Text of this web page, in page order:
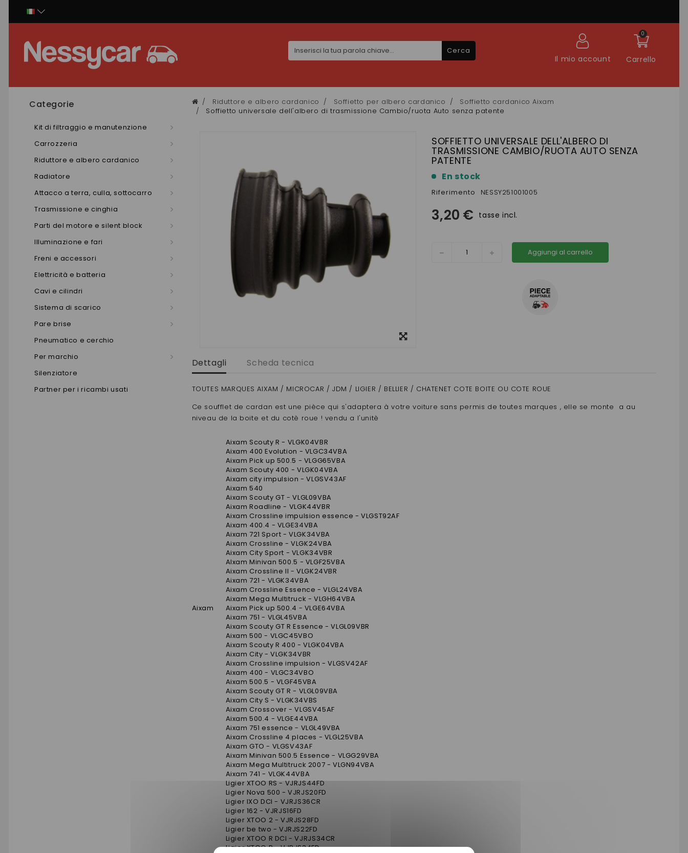
Carrello
0
Il mio account
Cerca
Categorie
Kit di filtraggio e manutenzione
Carrozzeria
Riduttore e albero cardanico
Radiatore
Attacco a terra, culla, sottocarro
Trasmissione e cinghia
Parti del motore e silent block
Illuminazione e fari
Freni e accessori
Elettricità e batteria
Cavi e cilindri
Sistema di scarico
Pare brise
Pneumatico e cerchio
Per marchio
Silenziatore
Partner per i ricambi usati
Riduttore e albero cardanico Soffietto per albero cardanico
Soffietto cardanico Aixam
Soffietto universale dell'albero di trasmissione Cambio/ruota Auto senza patente
SOFFIETTO UNIVERSALE DELL'ALBERO DI
TRASMISSIONE CAMBIO/RUOTA AUTO SENZA
PATENTE
En stock
Riferimento NESSY251001005
3,20 € tasse incl.
Aggiungi al carrello
Dettagli Scheda tecnica
TOUTES MARQUES AIXAM / MICROCAR / JDM / LIGIER / BELLIER / CHATENET COTE BOITE OU COTE ROUE
Ce soufflet de cardan est une pièce qui s'adaptera à votre voiture sans permis de toutes marques , elle se monte a au
niveau de la boite et du cotè roue ! vendu a l'unitè
Aixam
Aixam Scouty R - VLGK04VBR
Aixam 400 Evolution - VLGC34VBA
Aixam Pick up 500.5 - VLGG65VBA
Aixam Scouty 400 - VLGK04VBA
Aixam city impulsion - VLGSV43AF
Aixam 540
Aixam Scouty GT - VLGL09VBA
Aixam Roadline - VLGK44VBR
Aixam Crossline impulsion essence - VLGST92AF
Aixam 400.4 - VLGE34VBA
Aixam 721 Sport - VLGK34VBA
Aixam Crossline - VLGK24VBA
Aixam City Sport - VLGK34VBR
AIxam Minivan 500.5 - VLGF25VBA
Aixam Crossline II - VLGK24VBR
Aixam 721 - VLGK34VBA
Aixam Crossline Essence - VLGL24VBA
Aixam Mega Multitruck - VLGH64VBA
Aixam Pick up 500.4 - VLGE64VBA
Aixam 751 - VLGL45VBA
Aixam Scouty GT R Essence - VLGL09VBR
Aixam 500 - VLGC45VBO
Aixam Scouty R 400 - VLGK04VBA
Aixam City - VLGK34VBR
Aixam Crossline impulsion - VLGSV42AF
Aixam 400 - VLGC34VBO
Aixam 500.5 - VLGF45VBA
Aixam Scouty GT R - VLGL09VBA
Aixam City S - VLGK34VBS
Aixam Crossover - VLGSV45AF
Aixam 500.4 - VLGE44VBA
Aixam 751 essence - VLGL49VBA
Aixam Crossline 4 places - VLGL25VBA
Aixam GTO - VLGSV43AF
Aixam Minivan 500.5 Essence - VLGG29VBA
Aixam Mega Multitruck 2007 - VLGN94VBA
Aixam 741 - VLGK44VBA
Ligier XTOO RS - VJRJS44FD
Ligier Nova 500 - VJRJS20FD
Ligier IXO DCI - VJRJS36CR
Ligier 162 - VJRJS16FD
Ligier XTOO 2 - VJRJS28FD
Ligier be two - VJRJS22FD
Ligier XTOO R DCI - VJRJS34CR
Ligier XTOO R - VJRJS34FD